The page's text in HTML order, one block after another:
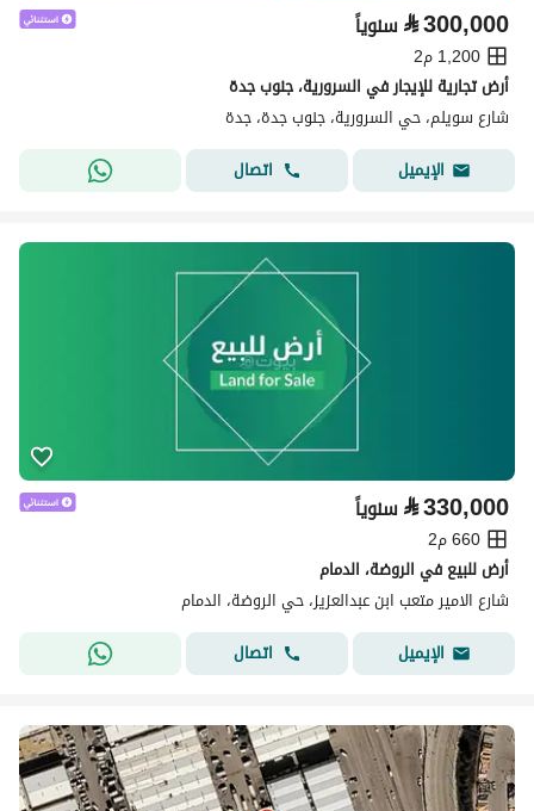
⃁300,000 سنوياً
1,200 م2
أرض تجارية للإيجار في السرورية، جنوب جدة
شارع سويلم، حي السرورية، جنوب جدة، جدة
الإيميل
اتصال
⃁330,000 سنوياً
660 م2
أرض للبيع في الروضة، الدمام
شارع الامير متعب ابن عبدالعزيز، حي الروضة، الدمام
الإيميل
اتصال